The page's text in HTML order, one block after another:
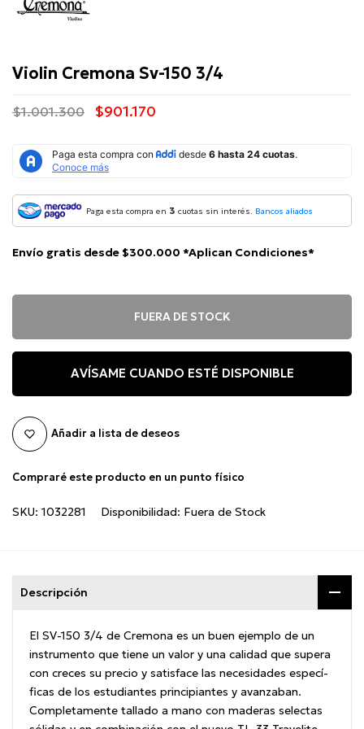
Violin Cremona Sv-150 3/4
$1.001.300 $901.170
Paga esta compra en 3 cuotas sin interés. Bancos aliados
Envío gratis desde $300.000 *Aplican Condiciones*
FUERA DE STOCK
AVÍSAME CUANDO ESTÉ DISPONIBLE
Añadir a lista de deseos
Compraré este producto en un punto físico
SKU: 1032281 Disponibilidad: Fuera de Stock
Descripción
El SV-150 3/4 de Cremona es un buen ejemplo de un
instrumento que tiene un valor y una calidad que supera
con creces su precio y satisface las necesidades especí­
ficas de los estudiantes principiantes y avanzaban.
Completamente tallado a mano con maderas selectas